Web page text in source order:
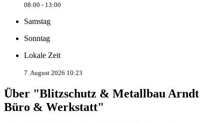
08:00 - 13:00
Samstag
Sonntag
Lokale Zeit
7. August 2026 10:23
Über "Blitzschutz & Metallbau Arndt
Büro & Werkstatt"